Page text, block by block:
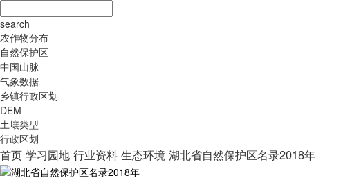
search
农作物分布
自然保护区
中国山脉
气象数据
乡镇行政区划
DEM
土壤类型
行政区划
首页 学习园地 行业资料 生态环境 湖北省自然保护区名录2018年